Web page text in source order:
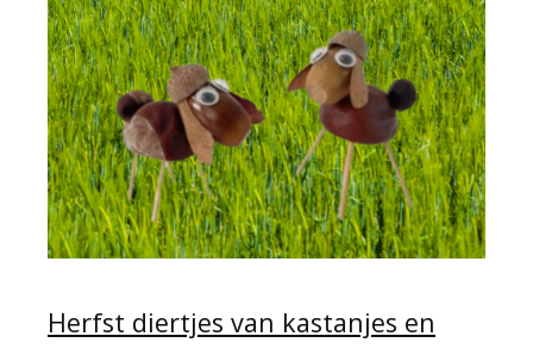
Herfst diertjes van kastanjes en